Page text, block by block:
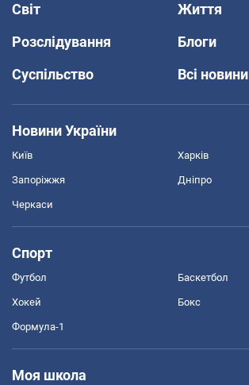
Світ
Життя
Розслідування
Блоги
Суспільство
Всі новини
Новини України
Київ Харків
Запоріжжя Дніпро
Черкаси
Спорт
Футбол Баскетбол
Хокей Бокс
Формула-1
Моя школа